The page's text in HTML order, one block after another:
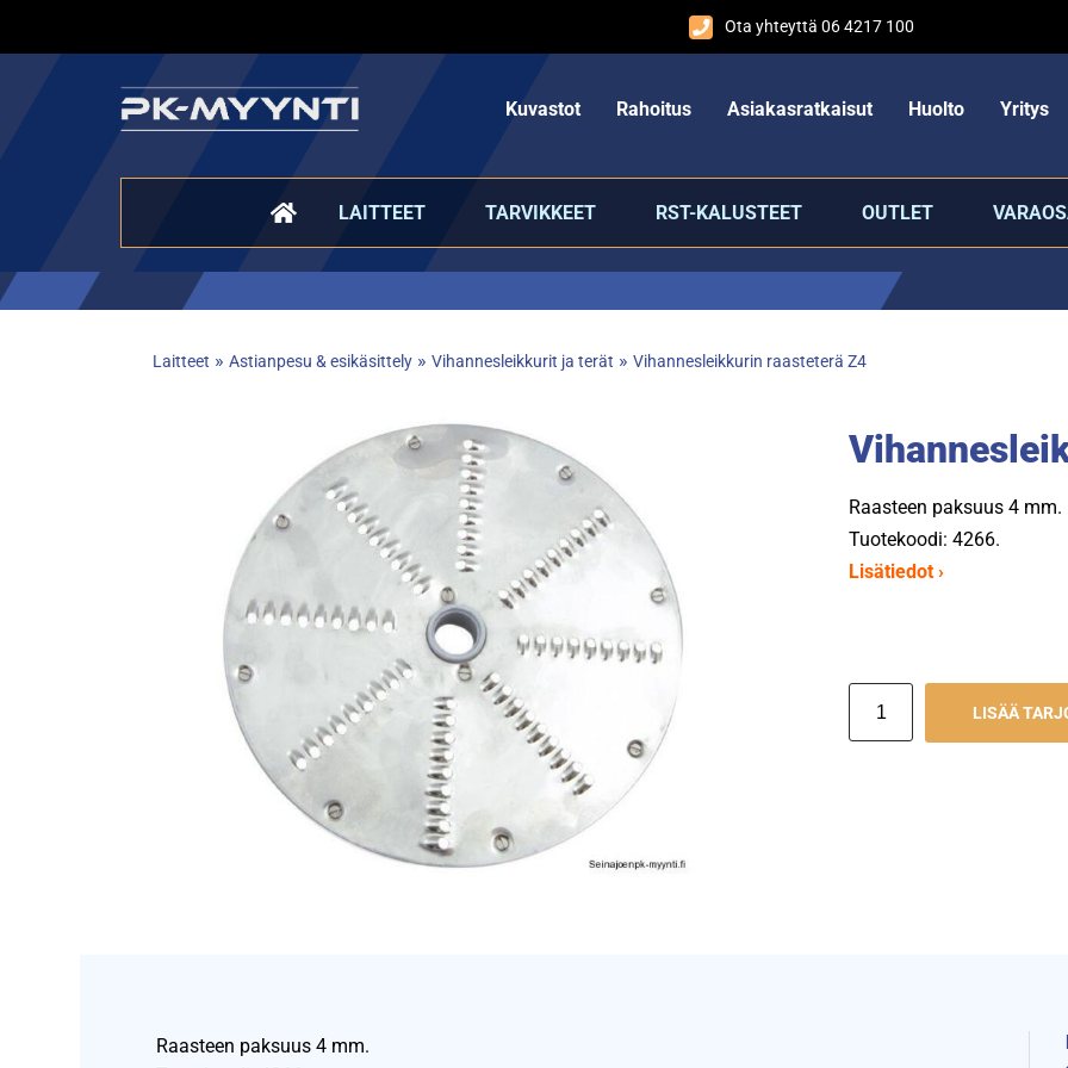
Ota yhteyttä 06 4217 100
Kuvastot Rahoitus Asiakasratkaisut Huolto Yritys
LAITTEET TARVIKKEET RST-KALUSTEET OUTLET
Laitteet » Astianpesu & esikäsittely» Vihannesleikkurit ja terät » Vihannesleikkurin raasteterä Z4
Raasteen paksuus 4 mm.
Tuotekoodi: 4266.
Lisätiedot ›
LISÄÄ
Raasteen paksuus 4 mm.